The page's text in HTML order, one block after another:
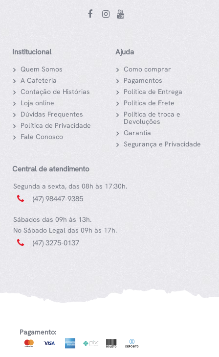
Institucional
Quem Somos
A Cafeteria
Contação de Histórias
Loja online
Dúvidas Frequentes
Política de Privacidade
Fale Conosco
Ajuda
Como comprar
Pagamentos
Política de Entrega
Política de Frete
Política de troca e
Devoluções
Garantia
Segurança e Privacidade
Central de atendimento
Segunda a sexta, das 08h às 17:30h.
(47) 98447-9385
Sábados das 09h às 13h.
No Sábado Legal das 09h às 17h.
(47) 3275-0137
Pagamento: